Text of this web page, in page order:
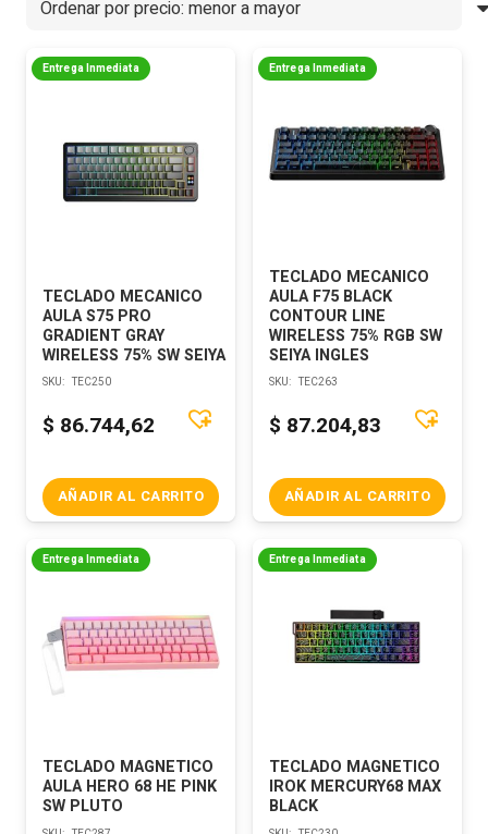
Entrega Inmediata
TECLADO MECANICO
AULA S75 PRO
GRADIENT GRAY
WIRELESS 75% SW SEIYA
SKU: TEC250
$ 86.744,62
AÑADIR AL CARRITO
Entrega Inmediata
TECLADO MECANICO
AULA F75 BLACK
CONTOUR LINE
WIRELESS 75% RGB SW
SEIYA INGLES
SKU: TEC263
$ 87.204,83
AÑADIR AL CARRITO
Entrega Inmediata
TECLADO MAGNETICO
AULA HERO 68 HE PINK
SW PLUTO
Entrega Inmediata
TECLADO MAGNETICO
IROK MERCURY68 MAX
BLACK